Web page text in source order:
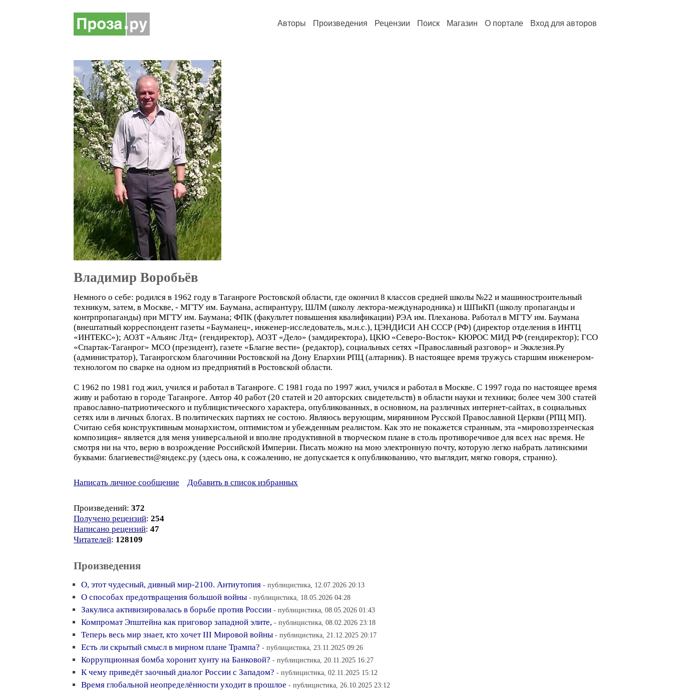
Авторы Произведения Рецензии Поиск Магазин О портале Вход для авторов
Владимир Воробьёв
Немного о себе: родился в 1962 году в Таганроге Ростовской области, где окончил 8 классов средней школы №22 и машиностроительный
техникум, затем, в Москве, - МГТУ им. Баумана, аспирантуру, ШЛМ (школу лектора-международника) и ШПиКП (школу пропаганды и
контрпропаганды) при МГТУ им. Баумана; ФПК (факультет повышения квалификации) РЭА им. Плеханова. Работал в МГТУ им. Баумана
(внештатный корреспондент газеты «Бауманец», инженер-исследователь, м.н.с.), ЦЭНДИСИ АН СССР (РФ) (директор отделения в ИНТЦ
«ИНТЕКС»); АОЗТ «Альянс Лтд» (гендиректор), АОЗТ «Дело» (замдиректора), ЦКЮ «Северо-Восток» КЮРОС МИД РФ (гендиректор); ГСО
«Спартак-Таганрог» МСО (президент), газете «Благие вести» (редактор), социальных сетях «Православный разговор» и Экклезия.Ру
(администратор), Таганрогском благочинии Ростовской на Дону Епархии РПЦ (алтарник). В настоящее время тружусь старшим инженером-
технологом по сварке на одном из предприятий в Ростовской области.
С 1962 по 1981 год жил, учился и работал в Таганроге. С 1981 года по 1997 жил, учился и работал в Москве. С 1997 года по настоящее время
живу и работаю в городе Таганроге. Автор 40 работ (20 статей и 20 авторских свидетельств) в области науки и техники; более чем 300 статей
православно-патриотического и публицистического характера, опубликованных, в основном, на различных интернет-сайтах, в социальных
сетях или в личных блогах. В политических партиях не состою. Являюсь верующим, мирянином Русской Православной Церкви (РПЦ МП).
Считаю себя конструктивным монархистом, оптимистом и убежденным реалистом. Как это не покажется странным, эта «мировоззренческая
композиция» является для меня универсальной и вполне продуктивной в творческом плане в столь противоречивое для всех нас время. Не
смотря ни на что, верю в возрождение Российской Империи. Писать можно на мою электронную почту, которую легко набрать латинскими
буквами: благиевести@яндекс.ру (здесь она, к сожалению, не допускается к опубликованию, что выглядит, мягко говоря, странно).
Написать личное сообщение Добавить в список избранных
Произведений: 372
Получено рецензий: 254
Написано рецензий: 47
Читателей: 128109
Произведения
О, этот чудесный, дивный мир-2100. Антиутопия - публицистика, 12.07.2026 20:13
О способах предотвращения большой войны - публицистика, 18.05.2026 04:28
Закулиса активизировалась в борьбе против России - публицистика, 08.05.2026 01:43
Компромат Эпштейна как приговор западной элите, - публицистика, 08.02.2026 23:18
Теперь весь мир знает, кто хочет III Мировой войны - публицистика, 21.12.2025 20:17
Есть ли скрытый смысл в мирном плане Трампа? - публицистика, 23.11.2025 09:26
Коррупционная бомба хоронит хунту на Банковой? - публицистика, 20.11.2025 16:27
К чему приведёт заочный диалог России с Западом? - публицистика, 02.11.2025 15:12
Время глобальной неопределённости уходит в прошлое - публицистика, 26.10.2025 23:12